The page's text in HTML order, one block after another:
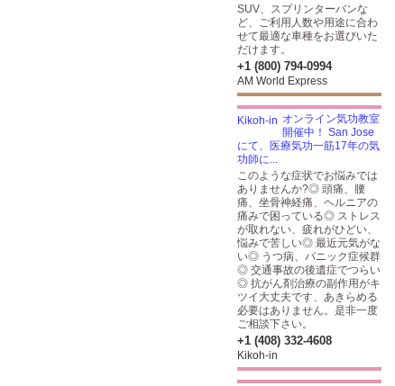
SUV、スプリンターバンな
ど、ご利用人数や用途に合わ
せて最適な車種をお選びいた
だけます。
+1 (800) 794-0994
AM World Express
オンライン気功教室
開催中！ San Jose
にて、医療気功一筋17年の気
功師に...
このような症状でお悩みでは
ありませんか?◎ 頭痛、腰
痛、坐骨神経痛、ヘルニアの
痛みで困っている◎ ストレス
が取れない、疲れがひどい、
悩みで苦しい◎ 最近元気がな
い◎ うつ病、パニック症候群
◎ 交通事故の後遺症でつらい
◎ 抗がん剤治療の副作用がキ
ツイ大丈夫です、あきらめる
必要はありません。是非一度
ご相談下さい。
+1 (408) 332-4608
Kikoh-in